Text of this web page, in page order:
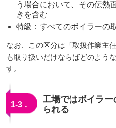
う場合において、その伝熱
きを含む
特級：すべてのボイラーの
なお、この区分は「取扱作業主
も取り扱いだけならばどのよう
す。
1-3．
工場ではボイラ
られる